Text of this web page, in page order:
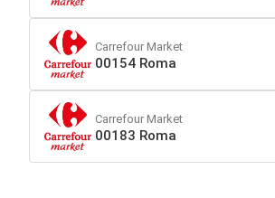
Carrefour Market
00154 Roma
Carrefour Market
00183 Roma